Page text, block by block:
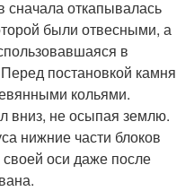
сначала откапывалась
были отвесными, а
в
постановкой камня
кольями.
вниз, не осыпая землю.
нижние части блоков
оси даже после